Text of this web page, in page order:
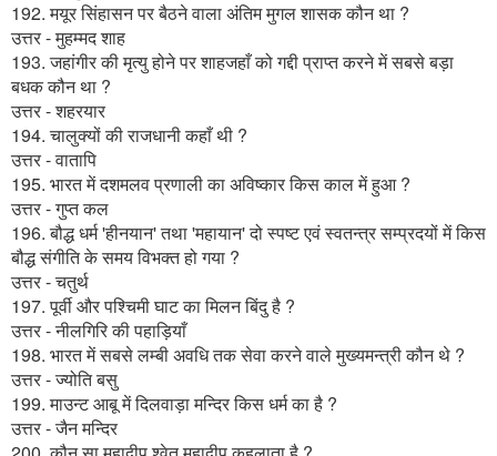
192. मयूर सिंहासन पर बैठने वाला अंतिम मुगल शासक कौन था ?
उत्तर - मुहम्मद शाह
193. जहांगीर की मृत्यु होने पर शाहजहाँ को गद्दी प्राप्त करने में सबसे बड़ा
बधक कौन था ?
उत्तर - शहरयार
194. चालुक्यों की राजधानी कहाँ थी ?
उत्तर - वातापि
195. भारत में दशमलव प्रणाली का अविष्कार किस काल में हुआ ?
उत्तर - गुप्त कल
196. बौद्ध धर्म 'हीनयान' तथा 'महायान' दो स्पष्ट एवं स्वतन्त्र सम्प्रदयों में किस
बौद्ध संगीति के समय विभक्त हो गया ?
उत्तर - चतुर्थ
197. पूर्वी और पश्चिमी घाट का मिलन बिंदु है ?
उत्तर - नीलगिरि की पहाड़ियाँ
198. भारत में सबसे लम्बी अवधि तक सेवा करने वाले मुख्यमन्त्री कौन थे ?
उत्तर - ज्योति बसु
199. माउन्ट आबू में दिलवाड़ा मन्दिर किस धर्म का है ?
उत्तर - जैन मन्दिर